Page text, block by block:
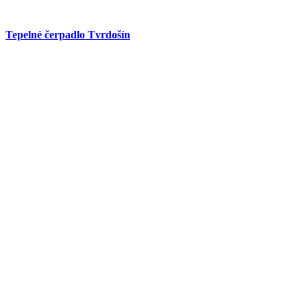
Tepelné čerpadlo Tvrdošín